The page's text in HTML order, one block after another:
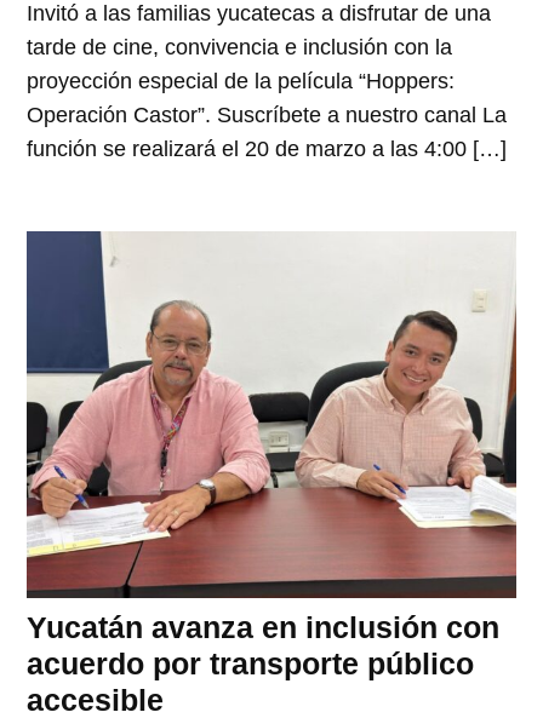
Invitó a las familias yucatecas a disfrutar de una
tarde de cine, convivencia e inclusión con la
proyección especial de la película “Hoppers:
Operación Castor”. Suscríbete a nuestro canal La
función se realizará el 20 de marzo a las 4:00 […]
Yucatán avanza en inclusión con
acuerdo por transporte público
accesible